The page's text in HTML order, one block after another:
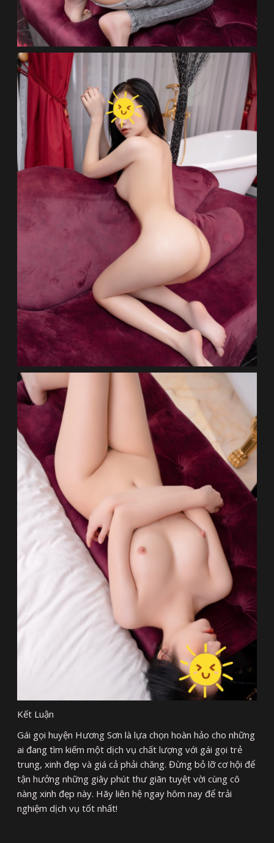
Kết Luận
Gái gọi huyện Hương Sơn là lựa chọn hoàn hảo cho những
ai đang tìm kiếm một dịch vụ chất lượng với gái gọi trẻ
trung, xinh đẹp và giá cả phải chăng. Đừng bỏ lỡ cơ hội để
tận hưởng những giây phút thư giãn tuyệt vời cùng cô
nàng xinh đẹp này. Hãy liên hệ ngay hôm nay để trải
nghiệm dịch vụ tốt nhất!